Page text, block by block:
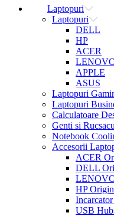
Laptopuri
Laptopuri
DELL
HP
ACER
APPLE
ASUS
Laptopuri
Laptopuri
Calculatoare
Genti si
Notebook
Accesorii
ACER
DELL
HP
USB